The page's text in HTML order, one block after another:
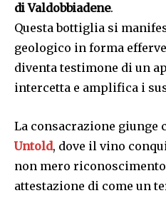
di Valdobbiadene.
Questa bottiglia si
geologico in forma
diventa testimone di un
intercetta e amplifica i
La consacrazione giunge
Untold, dove il vino
non mero
attestazione di come un